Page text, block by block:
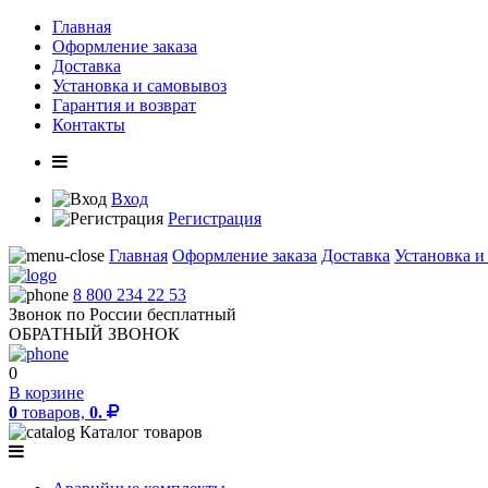
Главная
Оформление заказа
Доставка
Установка и самовывоз
Гарантия и возврат
Контакты
Вход
Регистрация
Главная Оформление заказа Доставка Установка
8 800 234 22 53
Звонок по России бесплатный
ОБРАТНЫЙ ЗВОНОК
0
В корзине
0 товаров, 0.
Каталог товаров